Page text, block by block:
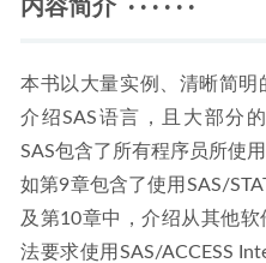
内容简介 · · · · · ·
本书以大量实例、清晰简
介绍SAS语言，且大部分
SAS包含了所有程序员所使
如第9章包含了使用SAS/
及第10章中，介绍从其他
法要求使用SAS/ACCESS